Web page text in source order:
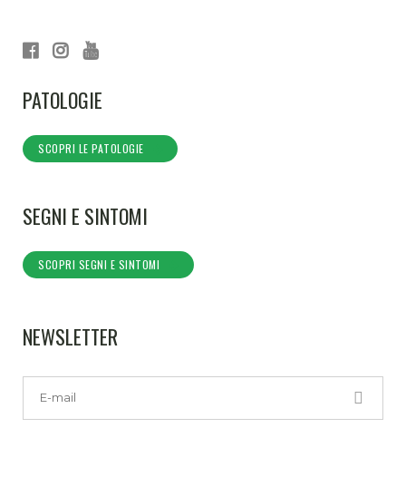
PATOLOGIE
SCOPRI LE PATOLOGIE
SEGNI E SINTOMI
SCOPRI SEGNI E SINTOMI
NEWSLETTER